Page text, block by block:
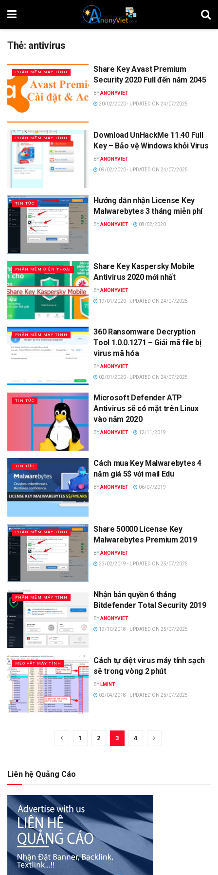
Thẻ: antivirus
PHẦN MỀM MÁY TÍNH
Share Key Avast Premium
Security 2020 Full đến năm 2045
BYANONYVIET
20/02/2020 - UPDATED ON 24/07/2025
PHẦN MỀM MÁY TÍNH
Download UnHackMe 11.40 Full
Key – Bảo vệ Windows khỏi Virus
BYANONYVIET
09/02/2020 - UPDATED ON 24/07/2025
TIN TỨC
Hướng dẫn nhận License Key
Malwarebytes 3 tháng miễn phí
BYANONYVIET 08/02/2020
PHẦN MỀM ĐIỆN THOẠI
Share Key Kaspersky Mobile
Antivirus 2020 mới nhất
BYANONYVIET
19/01/2020 - UPDATED ON 24/07/2025
PHẦN MỀM MÁY TÍNH
360 Ransomware Decryption
Tool 1.0.0.1271 – Giải mã file bị
virus mã hóa
BYANONYVIET
02/01/2020 - UPDATED ON 24/07/2025
TIN TỨC
Microsoft Defender ATP
Antivirus sẽ có mặt trên Linux
vào năm 2020
BYANONYVIET 12/11/2019
TIN TỨC
Cách mua Key Malwarebytes 4
năm giá 5$ với mail Edu
BYANONYVIET 06/07/2019
PHẦN MỀM MÁY TÍNH
Share 50000 License Key
Malwarebytes Premium 2019
BYANONYVIET
23/02/2019 - UPDATED ON 25/07/2025
PHẦN MỀM MÁY TÍNH
Nhận bản quyền 6 tháng
Bitdefender Total Security 2019
BYANONYVIET
19/10/2018 - UPDATED ON 25/07/2025
MẸO VẶT MÁY TÍNH
Cách tự diệt virus máy tính sạch
sẽ trong vòng 2 phút
BY LMINT
02/04/2018 - UPDATED ON 25/07/2025
1 2 3 4
Liên hệ Quảng Cáo